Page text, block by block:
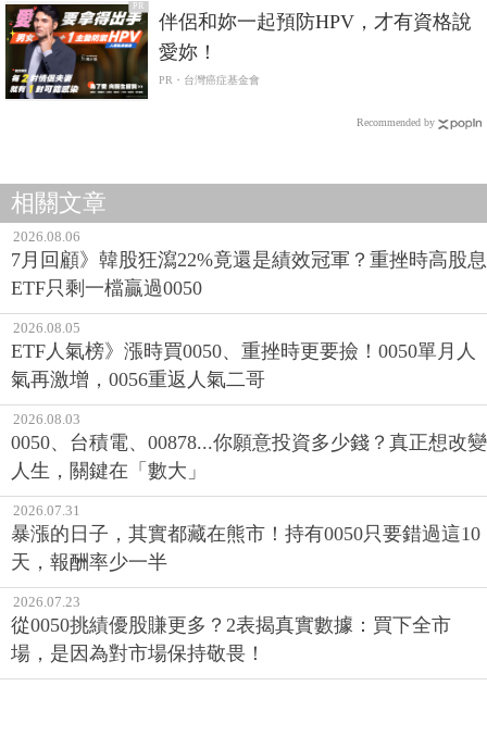
PR
伴侶和妳一起預防HPV，才有資格說
愛妳！
PR・台灣癌症基金會
Recommended by
相關文章
2026.08.06
7月回顧》韓股狂瀉22%竟還是績效冠軍？重挫時高股息
ETF只剩一檔贏過0050
2026.08.05
ETF人氣榜》漲時買0050、重挫時更要撿！0050單月人
氣再激增，0056重返人氣二哥
2026.08.03
0050、台積電、00878...你願意投資多少錢？真正想改變
人生，關鍵在「數大」
2026.07.31
暴漲的日子，其實都藏在熊市！持有0050只要錯過這10
天，報酬率少一半
2026.07.23
從0050挑績優股賺更多？2表揭真實數據：買下全市
場，是因為對市場保持敬畏！